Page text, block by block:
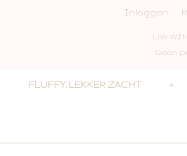
Inloggen
UW
Geen
FLUFFY, LEKKER ZACHT +